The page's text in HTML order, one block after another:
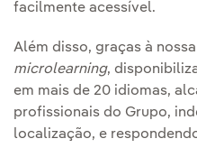
facilmente acessível.
Além disso, graças à
microlearning,
em mais de 20 idiomas,
profissionais do Grupo,
localização, e